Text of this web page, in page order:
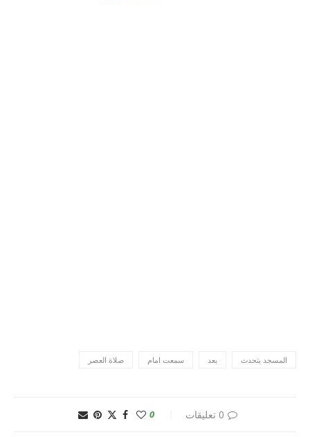
المسجد يتحدث بعد سمعت امام صلاة العصر
0 تعليقات 0